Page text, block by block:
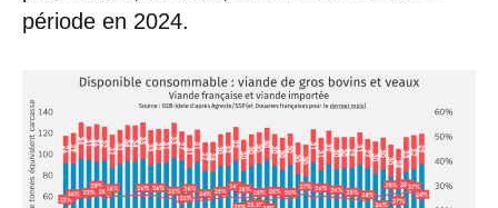
période en 2024.